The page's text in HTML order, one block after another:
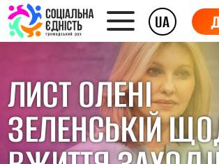
UA
ЛИСТ ОЛЕНІ
ЗЕЛЕНСЬКІЙ